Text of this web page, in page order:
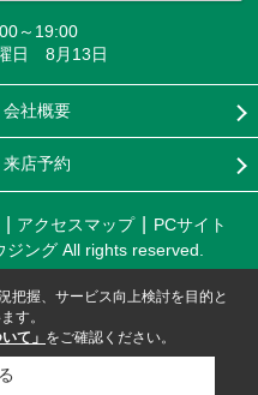
～19:00
日 8月13日
会社概要
来店予約
アクセスマップ
PCサイト
ング All rights reserved.
把握、サービス向上検討を目的と
す。
て」 をご確認ください。